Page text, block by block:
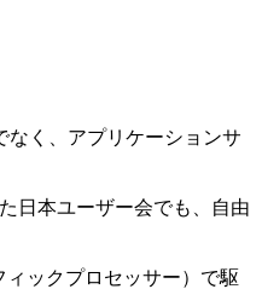
なく、アプリケーションサ
日本ユーザー会でも、自由
ックプロセッサー）で駆